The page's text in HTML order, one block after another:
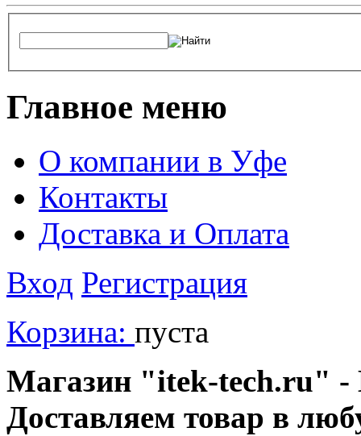
Главное меню
О компании в Уфе
Контакты
Доставка и Оплата
Вход Регистрация
Корзина: пуста
Магазин "itek-tech.ru" -
Доставляем товар в